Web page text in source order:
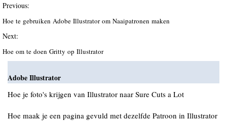
Previous:
Hoe te gebruiken Adobe Illustrator om Naaipatronen maken
Next:
Hoe om te doen Gritty op Illustrator
Adobe Illustrator
Hoe je foto's krijgen van Illustrator naar Sure Cuts a Lot
Hoe maak je een pagina gevuld met dezelfde Patroon in Illustrator